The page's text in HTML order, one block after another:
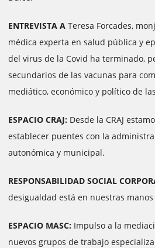
ENTREVISTA A Teresa Forcades,
médica experta en salud pública y
del virus de la Covid ha terminado,
secundarios de las vacunas para
mediático, económico y político de
ESPACIO CRAJ: Desde la CRAJ
establecer puentes con la
autonómica y municipal.
RESPONSABILIDAD SOCIAL
desigualdad está en nuestras manos
ESPACIO MASC: Impulso a la
nuevos grupos de trabajo